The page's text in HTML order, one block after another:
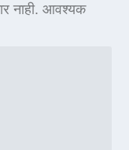
नाही. आवश्यक